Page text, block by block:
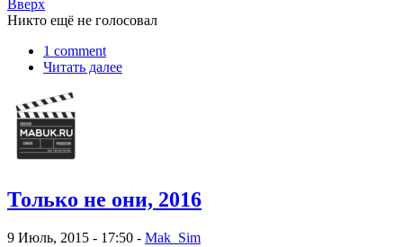
Вверх
Никто ещё не голосовал
1 comment
Читать далее
Только не они, 2016
9 Июль, 2015 - 17:50 - Mak_Sim